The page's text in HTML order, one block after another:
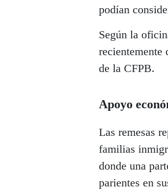
podían
Según la
recientemente
de la CFPB.
Apoyo
Las remesas
familias
donde una
parientes en